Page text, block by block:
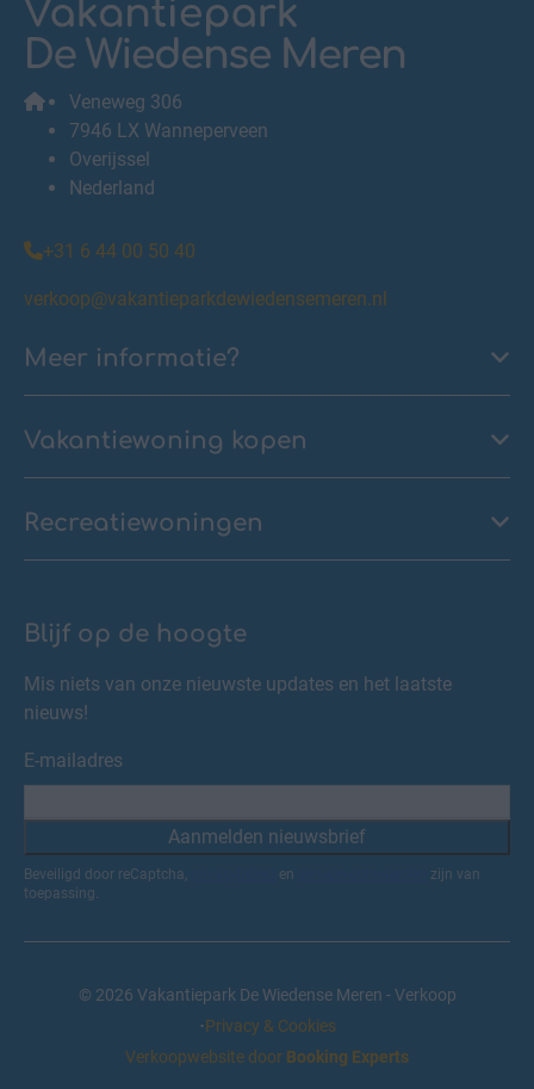
Veneweg 306
7946 LX Wanneperveen
Overijssel
Nederland
+31 6 44 00 50 40
verkoop@vakantieparkdewiedensemeren.nl
Meer informatie?
Vakantiewoning kopen
Recreatiewoningen
Blijf op de hoogte
Mis niets van onze nieuwste updates en het laatste
nieuws!
E-mailadres
Aanmelden nieuwsbrief
Beveiligd door reCaptcha, en
zijn van
toepassing.
© 2026 Vakantiepark De Wiedense Meren - Verkoop
·Privacy & Cookies
Verkoopwebsite door Booking Experts